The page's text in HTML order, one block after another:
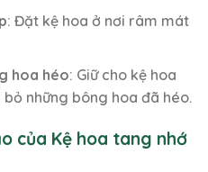
: Đặt kệ hoa ở nơi râm mát
hoa héo: Giữ cho kệ hoa
những bông hoa đã héo.
của Kệ hoa tang nhớ